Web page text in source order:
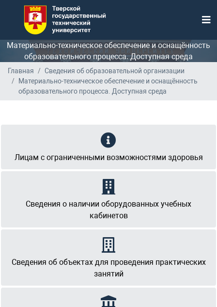
Материально-техническое обеспечение и оснащённость
образовательного процесса. Доступная среда
Главная
Сведения об образовательной организации
Материально-техническое обеспечение и оснащённость
образовательного процесса. Доступная среда
Лицам с ограниченными возможностями здоровья
Сведения о наличии оборудованных учебных
кабинетов
Сведения об объектах для проведения практических
занятий